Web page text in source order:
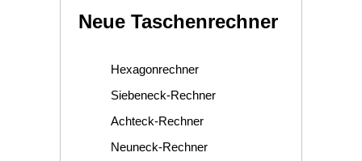
Neue Taschenrechner
Hexagonrechner
Siebeneck-Rechner
Achteck-Rechner
Neuneck-Rechner